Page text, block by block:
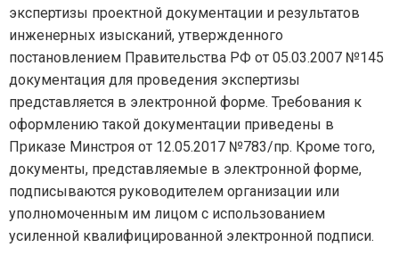
экспертизы проектной документации и результатов
инженерных изысканий, утвержденного
постановлением Правительства РФ от 05.03.2007 №145
документация для проведения экспертизы
представляется в электронной форме. Требования к
оформлению такой документации приведены в
Приказе Минстроя от 12.05.2017 №783/пр. Кроме того,
документы, представляемые в электронной форме,
подписываются руководителем организации или
уполномоченным им лицом с использованием
усиленной квалифицированной электронной подписи.